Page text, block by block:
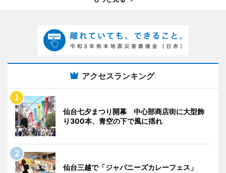
アクセスランキング
仙台七夕まつり開幕 中心部商店街に大型飾
り300本、青空の下で風に揺れ
仙台三越で「ジャパニーズカレーフェス」